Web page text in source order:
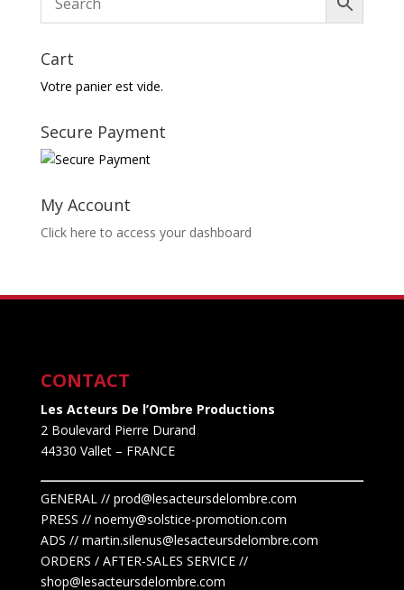
Cart
Votre panier est vide.
Secure Payment
My Account
Click here to access your dashboard
CONTACT
Les Acteurs De l’Ombre Productions
2 Boulevard Pierre Durand
44330 Vallet– FRANCE
GENERAL // prod@lesacteursdelombre.com
PRESS // noemy@solstice-promotion.com
ADS // martin.silenus@lesacteursdelombre.com
ORDERS / AFTER-SALES SERVICE //
shop@lesacteursdelombre.com